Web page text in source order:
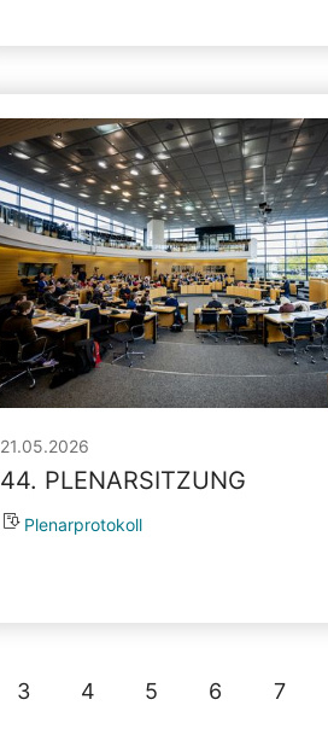
21.05.2026
44. PLENARSITZUNG
Plenarprotokoll
3 4 5 6 7